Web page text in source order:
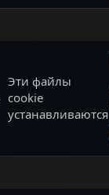
Эти файлы
cookie
устанавливаются